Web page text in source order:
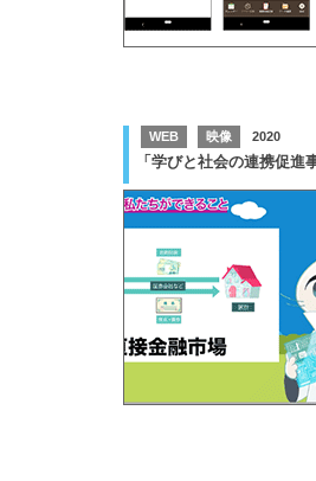
WEB 映像 2020